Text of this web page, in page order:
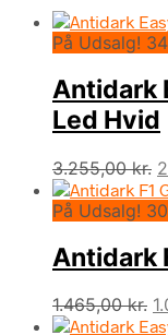
På Udsalg!
Antidark
Led Hvid
3.255,00kr.
På Udsalg!
Antidark
1.465,00kr.